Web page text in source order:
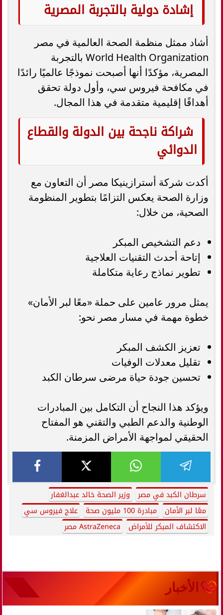
إشادة دولية بالتجربة المصرية
أشاد ممثل منظمة الصحة العالمية في مصر
World Health Organization بالتجربة
المصرية، مؤكدًا أنها أصبحت نموذجًا عالميًا رائدًا
في مكافحة فيروس سي، وأول دولة تحقق
أهدافًا إقليمية متقدمة في هذا المجال.
شراكة ناجحة بين الدولة والقطاع
الدوائي
أكدت شركة أسترازينيكا مصر أن التعاون مع
وزارة الصحة يعكس التزامًا بتطوير المنظومة
الصحية، من خلال:
دعم التشخيص المبكر
إتاحة أحدث التقنيات العلاجية
تطوير نماذج رعاية متكاملة
يمثل مرور عامين على حملة «معًا لبر الأمان»
خطوة مهمة في مسار مصر نحو:
تعزيز الكشف المبكر
تقليل معدلات الوفيات
تحسين جودة حياة مرضى سرطان الكبد
ويؤكد هذا النجاح أن التكامل بين المبادرات
الوطنية والدعم الطبي والتقني هو المفتاح
الحقيقي لمواجهة الأمراض المزمنة.
سرطان الكبد في مصر
وزير الصحة خالد عبدالغفار
معًا لبر الأمان
مبادرة 100 مليون صحة
علاج فيروس سي
الاكتشاف المبكر للأمراض
AstraZeneca مصر
الأخبار